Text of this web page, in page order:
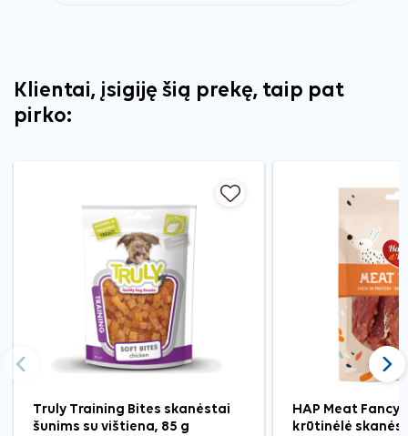
Klientai, įsigiję šią prekę, taip pat
pirko:
Truly Training Bites skanėstai
šunims su vištiena, 85 g
HAP Meat Fancy
krūtinėlė
Ankstesnis